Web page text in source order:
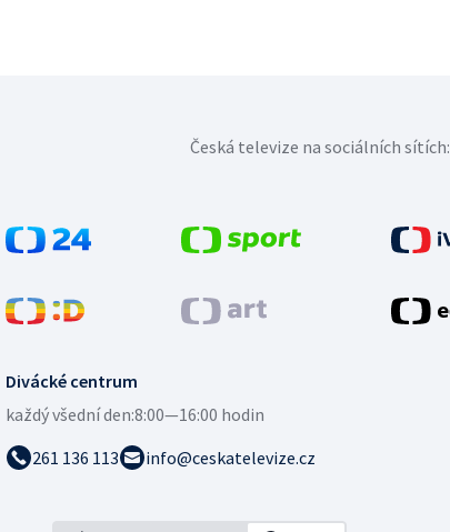
Divácké centrum
každý všední den:8:00—16:00 hodin
261 136 113
info@ceskatelevize.cz
Česká televize na sociálních sítích: